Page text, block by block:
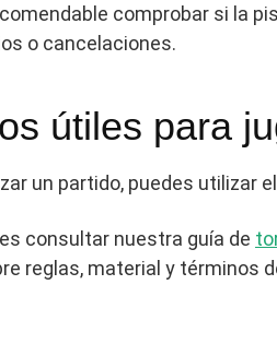
comprobar si la
o cancelaciones.
útiles para
un partido, puedes utilizar el
consultar nuestra guía de
reglas, material y términos